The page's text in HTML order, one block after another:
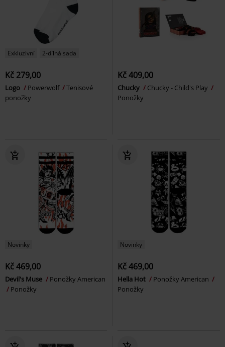
Exkluzivní 2-dílná sada
Kč 279,00
Logo Powerwolf
Tenisové
ponožky
Kč 409,00
Chucky
Chucky - Child's Play
Ponožky
Novinky
Kč 469,00
Devil's Muse
Ponožky American
Ponožky
Novinky
Kč 469,00
Hella Hot
Ponožky American
Ponožky